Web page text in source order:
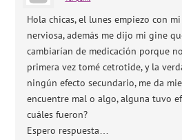
Hola chicas, el lunes empiezo con
nerviosa, además me dijo mi gine
cambiarían de medicación porque
primera vez tomé cetrotide, y la
ningún efecto secundario, me da
encuentre mal o algo, alguna tuvo
cuáles fueron?
Espero respuesta…